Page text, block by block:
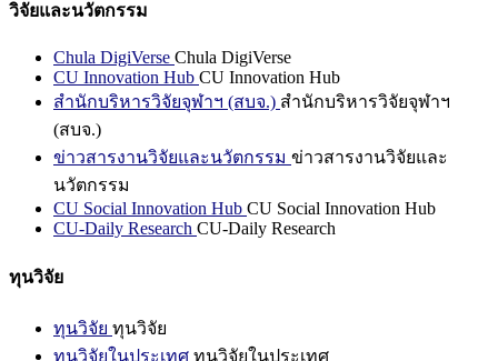
วิจัยและนวัตกรรม
Chula DigiVerse Chula DigiVerse
CU Innovation Hub CU Innovation Hub
สำนักบริหารวิจัยจุฬาฯ (สบจ.) สำนักบริหารวิจัยจุฬาฯ
(สบจ.)
ข่าวสารงานวิจัยและนวัตกรรม ข่าวสารงานวิจัยและ
นวัตกรรม
CU Social Innovation Hub CU Social Innovation Hub
CU-Daily Research CU-Daily Research
ทุนวิจัย
ทุนวิจัย ทุนวิจัย
ทุนวิจัยในประเทศ ทุนวิจัยในประเทศ